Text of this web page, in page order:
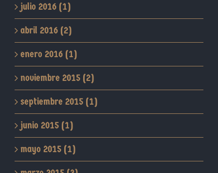
julio 2016 (1)
abril 2016 (2)
enero 2016 (1)
noviembre 2015 (2)
septiembre 2015 (1)
junio 2015 (1)
mayo 2015 (1)